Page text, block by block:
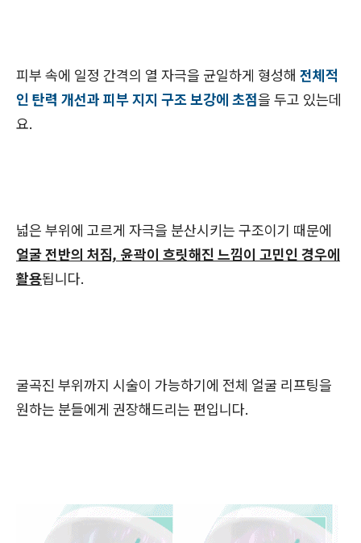
피부 속에 일정 간격의 열 자극을 균일하게 형성해 전체적
인 탄력 개선과 피부 지지 구조 보강에 초점을 두고 있는데
요.
넓은 부위에 고르게 자극을 분산시키는 구조이기 때문에
얼굴 전반의 처짐, 윤곽이 흐릿해진 느낌이 고민인 경우에
활용됩니다.
굴곡진 부위까지 시술이 가능하기에 전체 얼굴 리프팅을
원하는 분들에게 권장해드리는 편입니다.